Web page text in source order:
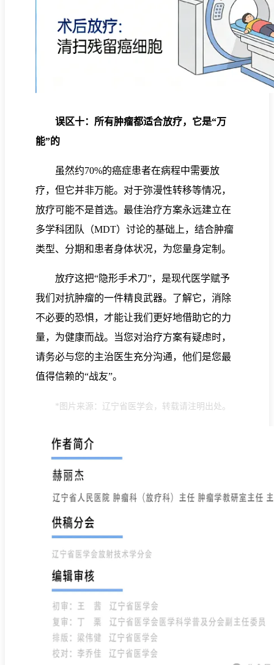
误区十：所有肿瘤都适合放疗，它是“万
能”的
虽然约70%的癌症患者在病程中需要放
疗，但它并非万能。对于弥漫性转移等情况，
放疗可能不是首选。最佳治疗方案永远建立在
多学科团队（MDT）讨论的基础上，结合肿瘤
类型、分期和患者身体状况，为您量身定制。
放疗这把“隐形手术刀”，是现代医学赋予
我们对抗肿瘤的一件精良武器。了解它，消除
不必要的恐惧，才能让我们更好地借助它的力
量，为健康而战。当您对治疗方案有疑虑时，
请务必与您的主治医生充分沟通，他们是您最
值得信赖的“战友”。
*图片来源：辽宁省医学会，转载请注明出处。